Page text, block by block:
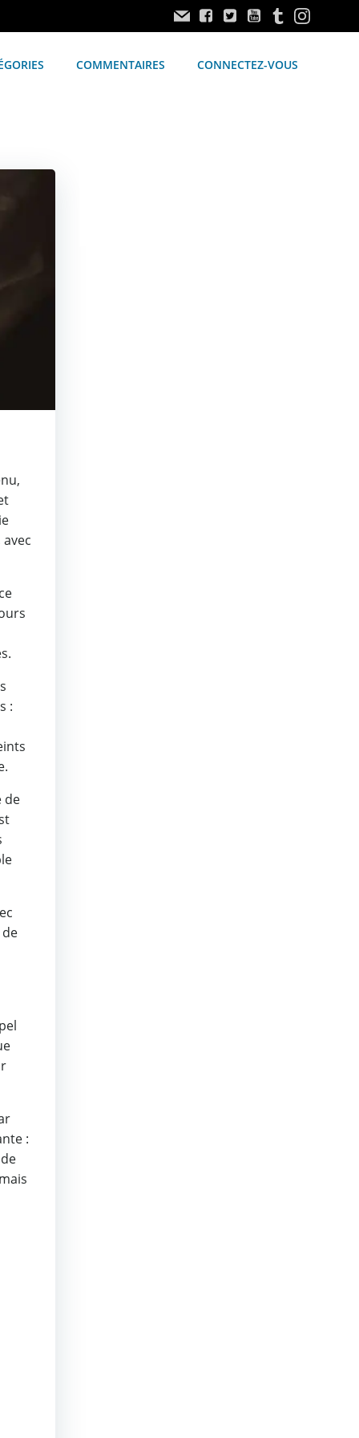
COMMENTAIRES CONNECTEZ-VOUS
:
de
: